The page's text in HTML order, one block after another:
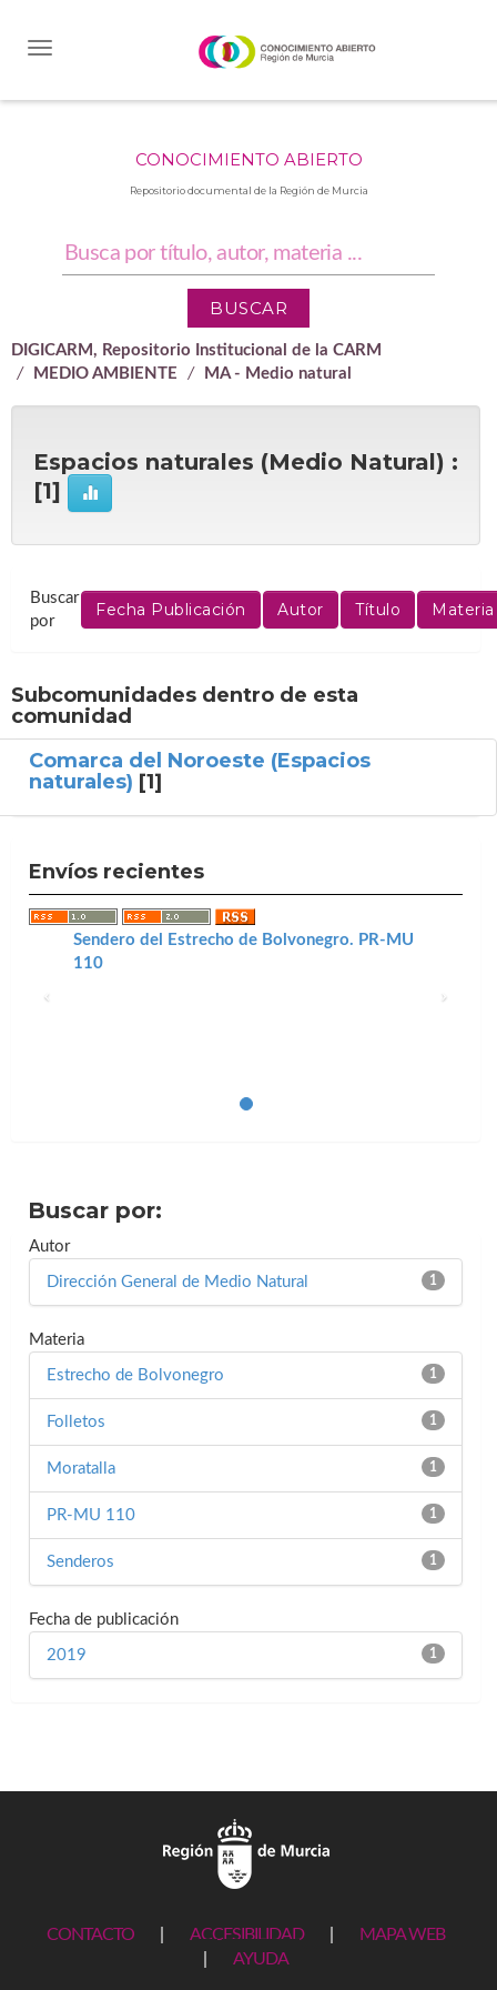
CONOCIMIENTO ABIERTO
Repositorio documental de la Región de Murcia
DIGICARM, Repositorio Institucional de la CARM
MEDIO AMBIENTE
MA - Medio natural
Espacios naturales (Medio Natural) :
[1]
Buscar
por
Subcomunidades dentro de esta
comunidad
Comarca del Noroeste (Espacios
naturales) [1]
Envíos recientes
Sendero del Estrecho de Bolvonegro. PR-MU
110
Buscar por:
Autor
1
Dirección General de Medio Natural
Materia
1
Estrecho de Bolvonegro
1
Folletos
1
Moratalla
1
PR-MU 110
1
Senderos
Fecha de publicación
1
2019
CONTACTO ACCESIBILIDAD
MAPA WEB
AYUDA